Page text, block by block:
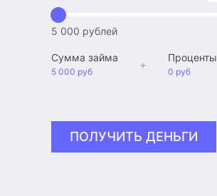
5 000 рублей
Сумма займа
5 000 руб
+
Проценты
0 руб
ПОЛУЧИТЬ ДЕНЬГИ